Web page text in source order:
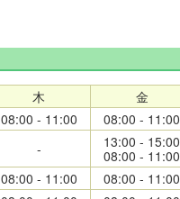
木 金
08:00 - 11:00 08:00 - 11:00
-
13:00 - 15:00
08:00 - 11:00
08:00 - 11:00 08:00 - 11:00